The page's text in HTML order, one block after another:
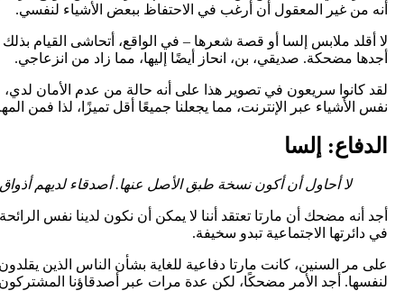
أنه من غير المعقول أن أرغب في الاحتفاظ ببعض الأشياء لنفسي.
لا أقلد ملابس إلسا أو قصة شعرها – في الواقع، أتحاشى القيام
أجدها مضحكة. صديقي، بن، انحاز أيضًا إليها، مما زاد من انزعاجي.
لقد كانوا سريعون في تصوير هذا على أنه حالة من عدم الأمان لدي،
نفس الأشياء عبر الإنترنت، مما يجعلنا جميعًا أقل تميزًا، لذا فمن
الدفاع: إلسا
لا أحاول أن أكون نسخة طبق الأصل عنها. أصدقاء لديهم
أجد أنه مضحك أن مارتا تعتقد أننا لا يمكن أن نكون لدينا نفس
في دائرتها الاجتماعية تبدو سخيفة.
على مر السنين، كانت مارتا دفاعية للغاية بشأن الناس الذين
لنفسها. أجد الأمر مضحكًا، لكن عدة مرات عبر أصدقاؤنا